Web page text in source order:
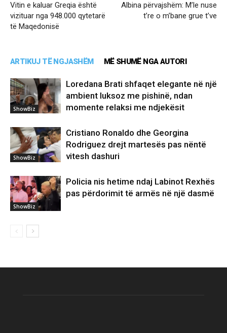
Vitin e kaluar Greqia është
vizituar nga 948.000 qytetarë
të Maqedonisë
Albina përvajshëm: M’le nuse
t’re o m’bane grue t’ve
ARTIKUJ TË NGJASHËM MË SHUMË NGA AUTORI
ShowBiz
Loredana Brati shfaqet elegante në një
ambient luksoz me pishinë, ndan
momente relaksi me ndjekësit
ShowBiz
Cristiano Ronaldo dhe Georgina
Rodriguez drejt martesës pas nëntë
vitesh dashuri
ShowBiz
Policia nis hetime ndaj Labinot Rexhës
pas përdorimit të armës në një dasmë